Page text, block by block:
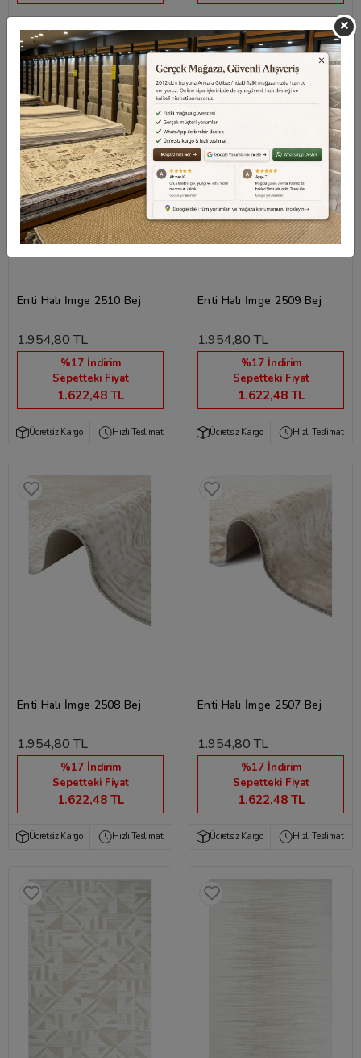
Ücretsiz Kargo Hızlı Teslimat Ücretsiz Kargo Hızlı Teslimat
Enti Halı İmge 2510 Bej
1.954,80 TL
%17 İndirim
Sepetteki Fiyat
1.622,48 TL
Ücretsiz Kargo Hızlı Teslimat
Enti Halı İmge 2509 Bej
1.954,80 TL
%17 İndirim
Sepetteki Fiyat
1.622,48 TL
Ücretsiz Kargo Hızlı Teslimat
Enti Halı İmge 2508 Bej
1.954,80 TL
%17 İndirim
Sepetteki Fiyat
1.622,48 TL
Ücretsiz Kargo Hızlı Teslimat
Enti Halı İmge 2507 Bej
1.954,80 TL
%17 İndirim
Sepetteki Fiyat
1.622,48 TL
Ücretsiz Kargo Hızlı Teslimat